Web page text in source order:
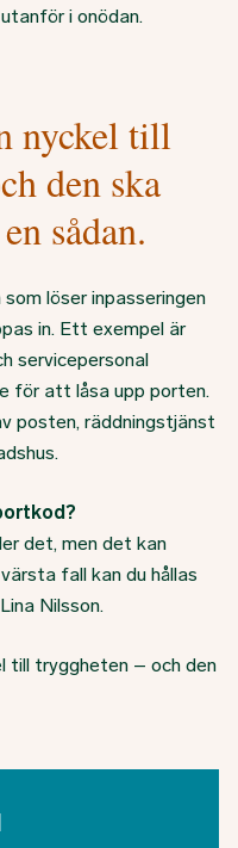
i onödan.
nyckel till
den ska
sådan.
löser inpasseringen
in. Ett exempel är
servicepersonal
för att låsa upp porten.
posten, räddningstjänst
det, men det kan
fall kan du hållas
Nilsson.
till tryggheten – och den